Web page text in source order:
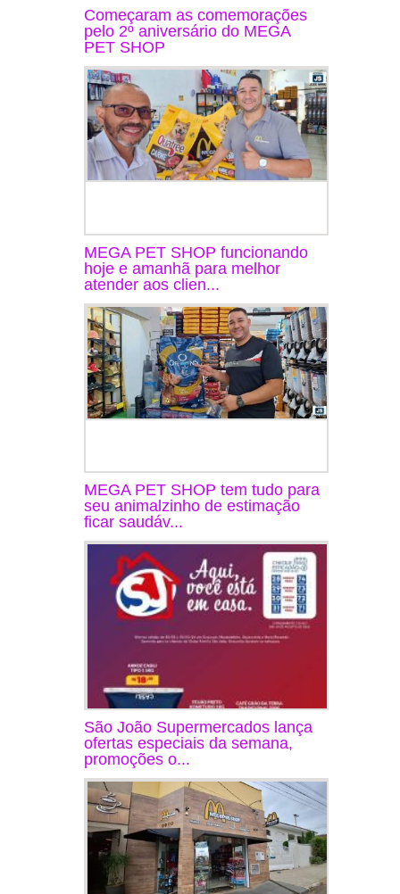
Começaram as comemorações
pelo 2º aniversário do MEGA
PET SHOP
MEGA PET SHOP funcionando
hoje e amanhã para melhor
atender aos clien...
MEGA PET SHOP tem tudo para
seu animalzinho de estimação
ficar saudáv...
São João Supermercados lança
ofertas especiais da semana,
promoções o...